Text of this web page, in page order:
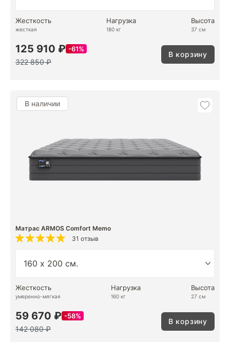
Жесткость
жесткая
Нагрузка
180 кг
Высота
37 см
125 910 ₽ 61%
322 850 ₽
В корзину
В наличии
Матрас ARMOS Comfort Memo
31 отзыв
Жесткость
умеренно-мягкая
Нагрузка
160 кг
Высота
27 см
59 670 ₽ 58%
142 080 ₽
В корзину